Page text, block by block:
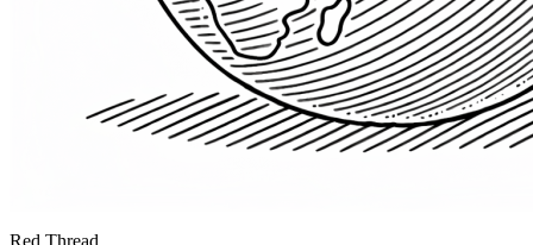
Red Thread